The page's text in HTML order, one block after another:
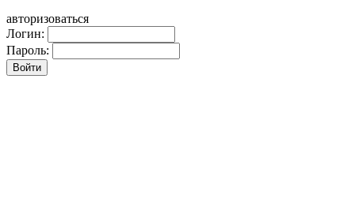
авторизоваться
Логин:
Пароль: